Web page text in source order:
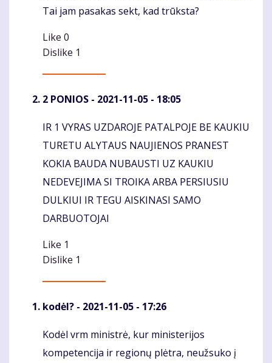
Tai jam pasakas sekt, kad trūksta?
Like 0
Dislike 1
2 PONIOS - 2021-11-05 - 18:05
Komentaras
IR 1 VYRAS UZDAROJE PATALPOJE BE KAUKIU
TURETU ALYTAUS NAUJIENOS PRANEST
KOKIA BAUDA NUBAUSTI UZ KAUKIU
NEDEVEJIMA SI TROIKA ARBA PERSIUSIU
DULKIUI IR TEGU AISKINASI SAMO
DARBUOTOJAI
Like 1
Dislike 1
kodėl? - 2021-11-05 - 17:26
Komentaras
Kodėl vrm ministrė, kur ministerijos
kompetencija ir regionų plėtra, neužsuko į